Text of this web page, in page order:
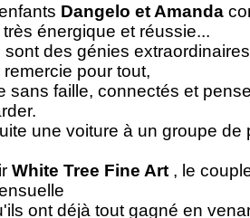
Dangelo et Amanda
énergique et réussie...
des génies
pour tout,
sans faille, connectés et
une voiture à un groupe de
White Tree Fine Art , le
ont déjà tout gagné en